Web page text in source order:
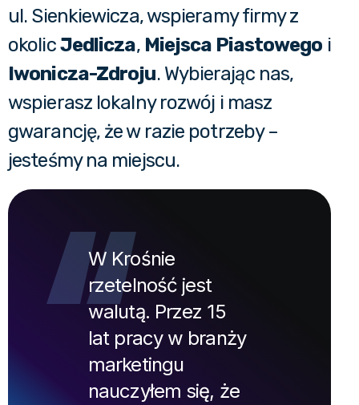
ul. Sienkiewicza, wspieramy firmy z
okolicJedlicza, Miejsca Piastowego i
Iwonicza-Zdroju. Wybierając nas,
wspierasz lokalny rozwój i masz
gwarancję, że w razie potrzeby –
jesteśmy na miejscu.
W Krośnie
rzetelność jest
walutą. Przez 15
lat pracy w branży
marketingu
nauczyłem się, że